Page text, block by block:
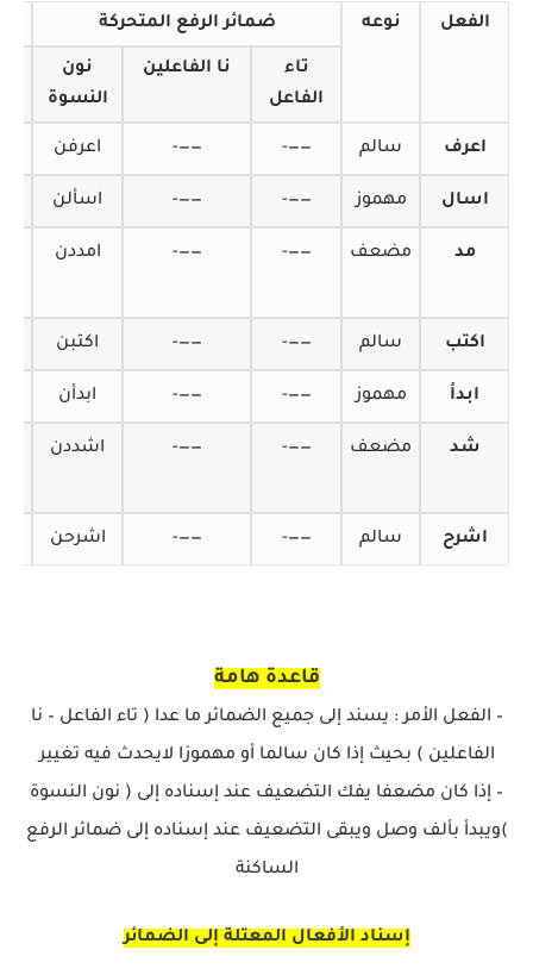
الفعل نوعه ضمائر الرفع المتحركة
تاء
الفاعل
نا الفاعلين
نون
النسوة
اعرف سالم ——-
——- اعرفن
اسال مهموز ——-
——- اسألن
مد مضعف ——-
——- امددن
اكتب سالم ——-
——- اكتبن
ابدأ مهموز ——-
——- ابدأن
شد مضعف ——-
——- اشددن
اشرح سالم ——-
——- اشرحن
قاعدة هامة
– الفعل الأمر : يسند إلى جميع الضمائر ما عدا ( تاء الفاعل – نا
الفاعلين ) بحيث إذا كان سالما أو مهموزا لايحدث فيه تغيير
– إذا كان مضعفا يفك التضعيف عند إسناده إلى ( نون النسوة
)ويبدأ بألف وصل ويبقى التضعيف عند إسناده إلى ضمائر الرفع
الساكنة
إسناد الأفعال المعتلة إلى الضمائر